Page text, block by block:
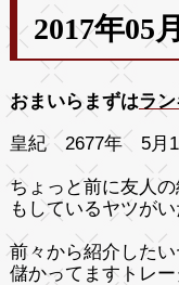
2017年05
おまいらまずはラ
皇紀 2677年 5月
ちょっと前に友人
もしているヤツがい
前々から紹介した
儲かってますトレー